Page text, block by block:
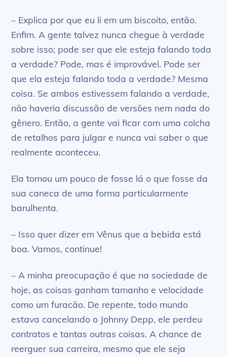
– Explica por que eu li em um biscoito, então.
Enfim. A gente talvez nunca chegue à verdade
sobre isso; pode ser que ele esteja falando toda
a verdade? Pode, mas é improvável. Pode ser
que ela esteja falando toda a verdade? Mesma
coisa. Se ambos estivessem falando a verdade,
não haveria discussão de versões nem nada do
gênero. Então, a gente vai ficar com uma colcha
de retalhos para julgar e nunca vai saber o que
realmente aconteceu.
Ela tomou um pouco de fosse lá o que fosse da
sua caneca de uma forma particularmente
barulhenta.
– Isso quer dizer em Vênus que a bebida está
boa. Vamos, continue!
– A minha preocupação é que na sociedade de
hoje, as coisas ganham tamanho e velocidade
como um furacão. De repente, todo mundo
estava cancelando o Johnny Depp, ele perdeu
contratos e tantas outras coisas. A chance de
reerguer sua carreira, mesmo que ele seja